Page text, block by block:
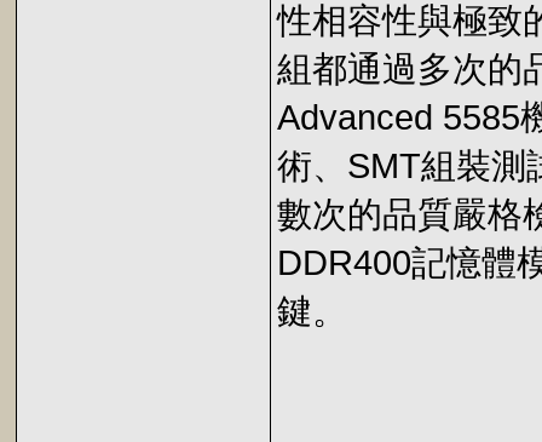
性相容性與極致
組都通過多次的
Advanced 5585
術、SMT組裝測
數次的品質嚴格
DDR400記憶體
鍵。